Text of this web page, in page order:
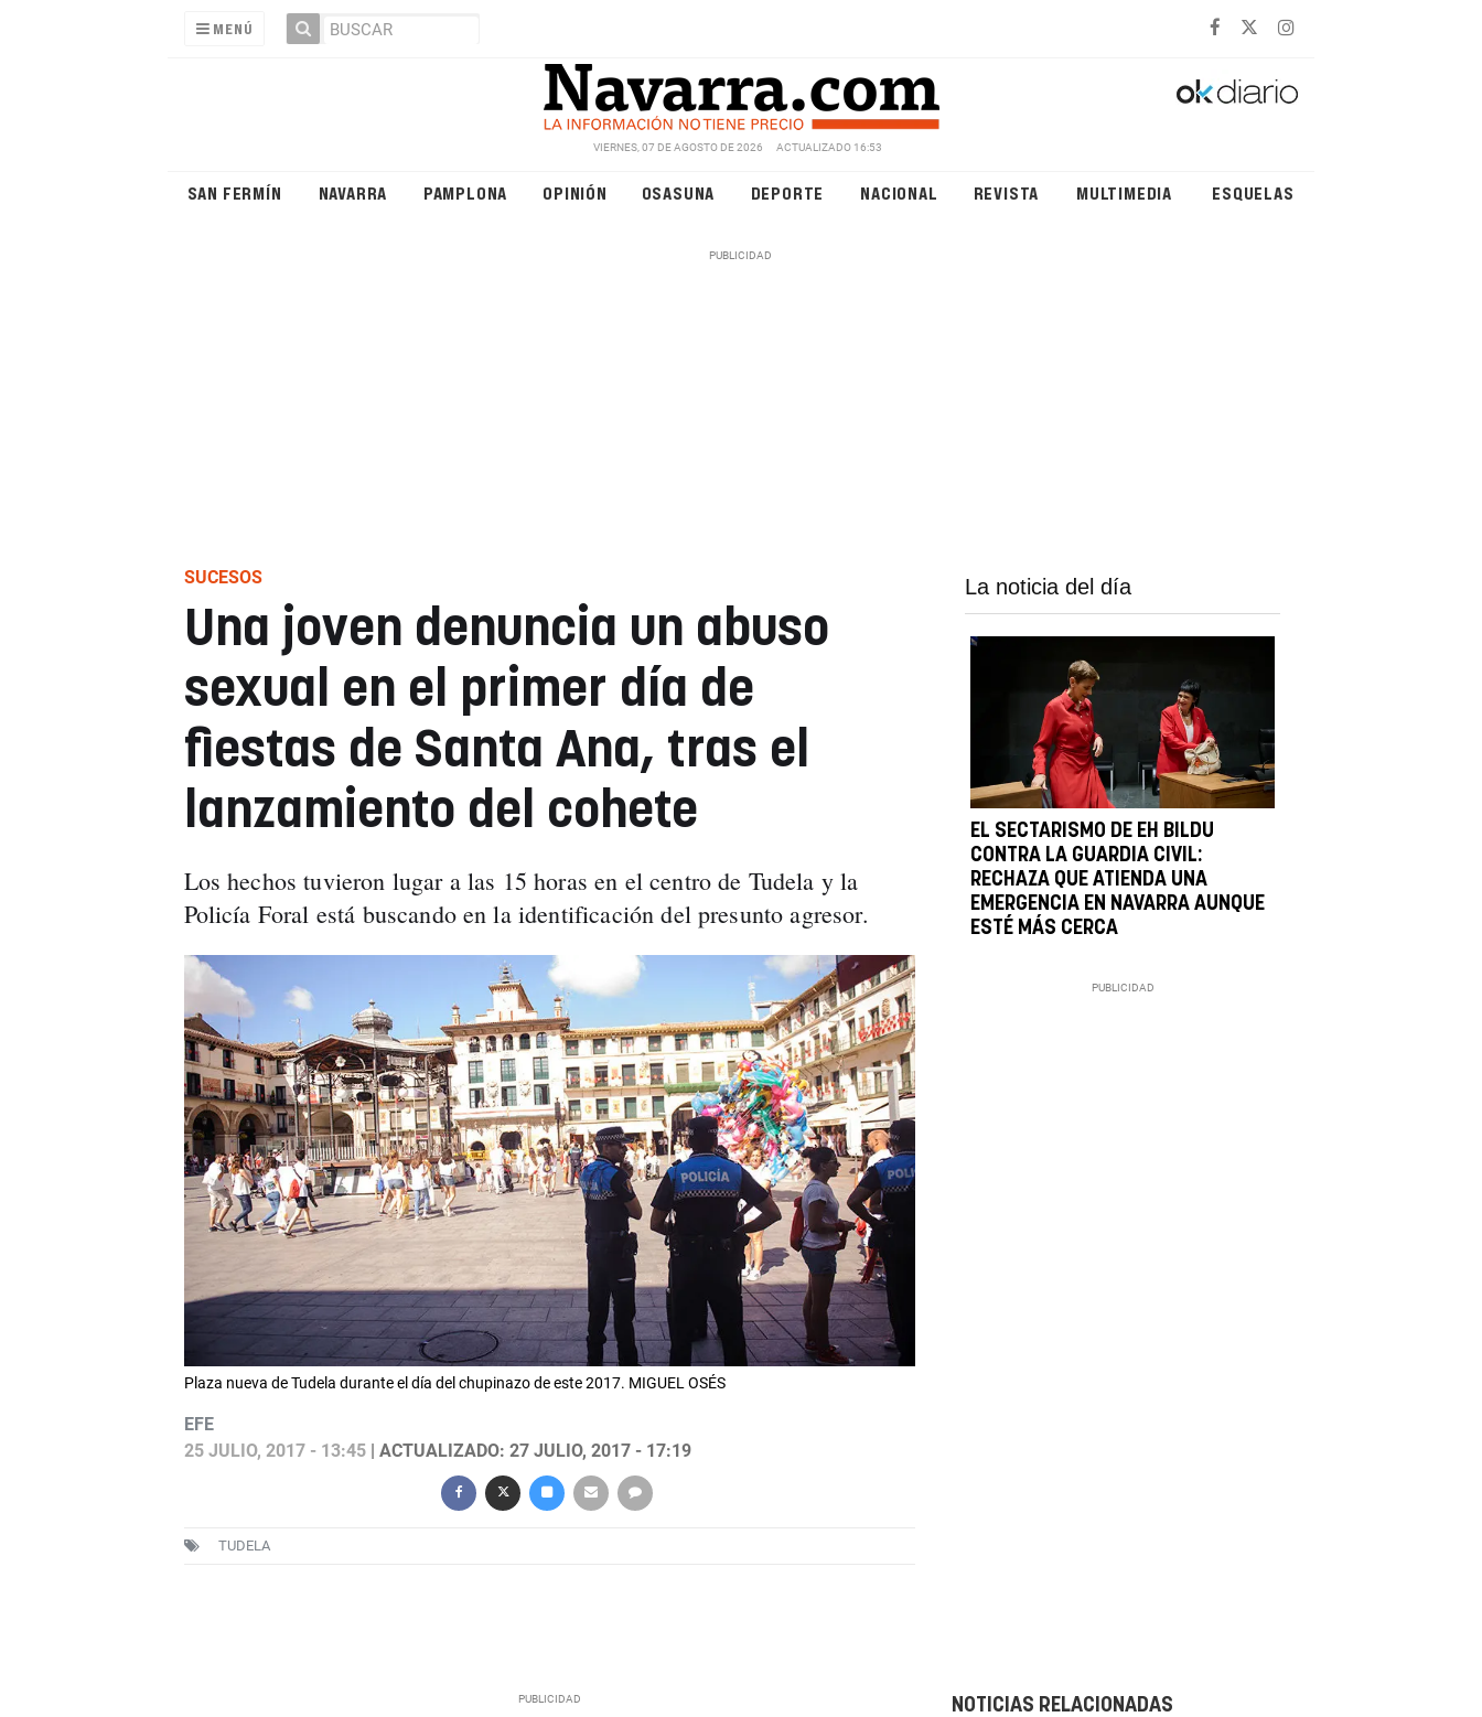
MENÚ
VIERNES, 07 DE AGOSTO DE 2026 ACTUALIZADO 16:53
SAN FERMÍN NAVARRA PAMPLONA OPINIÓN OSASUNA DEPORTE NACIONAL REVISTA MULTIMEDIA ESQUELAS
SUCESOS
Una joven denuncia un abuso
sexual en el primer día de
fiestas de Santa Ana, tras el
lanzamiento del cohete
Los hechos tuvieron lugar a las 15 horas en el centro de Tudela y la
Policía Foral está buscando en la identificación del presunto agresor.
Plaza nueva de Tudela durante el día del chupinazo de este 2017. MIGUEL OSÉS
EFE
25 JULIO, 2017 - 13:45| ACTUALIZADO: 27 JULIO, 2017 - 17:19
TUDELA
La noticia del día
EL SECTARISMO DE EH BILDU
CONTRA LA GUARDIA CIVIL:
RECHAZA QUE ATIENDA UNA
EMERGENCIA EN NAVARRA AUNQUE
ESTÉ MÁS CERCA
NOTICIAS RELACIONADAS